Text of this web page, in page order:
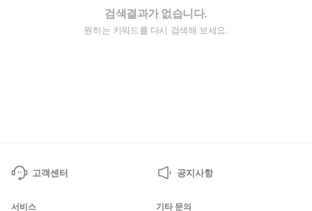
검색결과가 없습니다.
원하는 키워드를 다시 검색해 보세요.
고객센터 공지사항
서비스 기타 문의